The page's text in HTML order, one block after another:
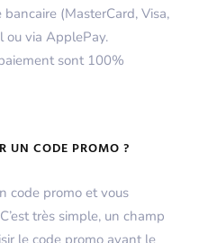
(MasterCard, Visa,
ou via ApplePay.
sont 100%
UN CODE PROMO ?
code promo et vous
très simple, un champ
le code promo avant le